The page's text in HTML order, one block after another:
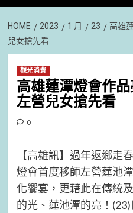
HOME 2023 1 月 23
高雄
兒女搶先看
觀光消費
高雄蓮潭燈會作
左營兒女搶先看
0
【高雄訊】過年返鄉走
燈會首度移師左營蓮池
化饗宴，更藉此在傳統
的光、蓮池潭的亮！